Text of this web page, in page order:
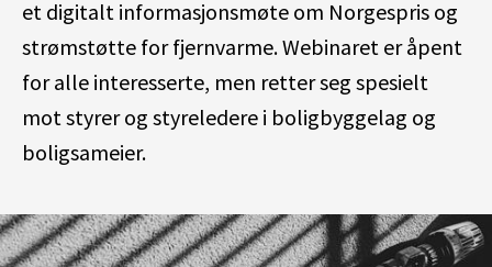
et digitalt informasjonsmøte om Norgespris og
strømstøtte for fjernvarme. Webinaret er åpent
for alle interesserte, men retter seg spesielt
mot styrer og styreledere i boligbyggelag og
boligsameier.